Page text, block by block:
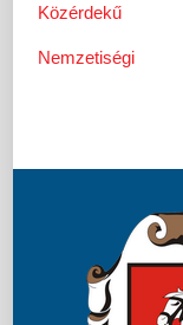
Közérdekű
Nemzetiségi